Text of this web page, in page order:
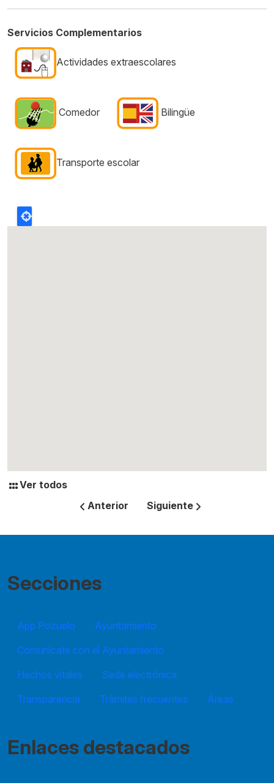
Servicios Complementarios
Actividades extraescolares
Comedor Bilingüe
Transporte escolar
Ver todos
Anterior
Siguiente
Secciones
App Pozuelo
Ayuntamiento
Comunícate con el Ayuntamiento
Hechos vitales
Sede electrónica
Transparencia
Trámites frecuentes Áreas
Enlaces destacados